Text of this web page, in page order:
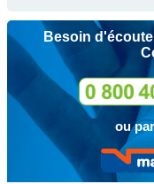
Besoin
ou